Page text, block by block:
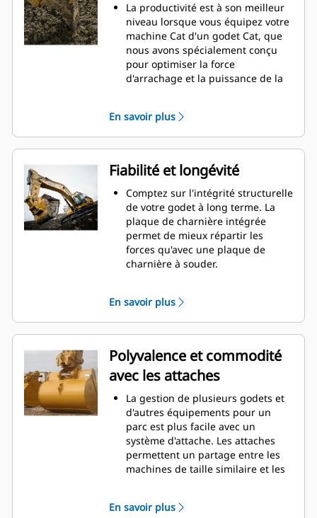
La productivité est à son meilleur
niveau lorsque vous équipez votre
machine Cat d'un godet Cat, que
nous avons spécialement conçu
pour optimiser la force
d'arrachage et la puissance de la
double améliore le flux des
matières dans le godet. Le
dégagement de talon accru
garantit que le fond du godet ne
frotte pas, ce qui réduit les coûts
d'entretien.
La consommation de carburant est
maximale lors de l'excavation. Les
godets Cat sont conçus pour
creuser dans les matériaux
rapidement afin d'améliorer
Chargez plus de matière plus
rapidement. La forme et les barres
latérales du godet permettent une
rétention optimale des matériaux
dans le godet à chaque charge.
En savoir plus
Fiabilité et longévité
Comptez sur l'intégrité structurelle
de votre godet à long terme. La
plaque de charnière intégrée
permet de mieux répartir les
forces qu'avec une plaque de
charnière à souder.
sont résistants à l'abrasion, en
particulier dans les zones d'usure
excessive.
Avec les outils d'attaque du sol Cat
(GET), protégez les zones d'usure
excessive les plus importantes de
votre godet lorsqu'il entre en
contact avec les matériaux.
Avec les outils d'attaque du sol
Cat ® Advansys™(GET), augmentez
la productivité pour les
applications exigeantes, facilitez la
pénétration dans les tas et
Fixez et retirez les pointes en un
En savoir plus
Polyvalence et commodité
avec les attaches
La gestion de plusieurs godets et
d'autres équipements pour un
parc est plus facile avec un
système d'attache. Les attaches
permettent un partage entre les
machines de taille similaire et les
sans quitter la sécurité de la
En savoir plus